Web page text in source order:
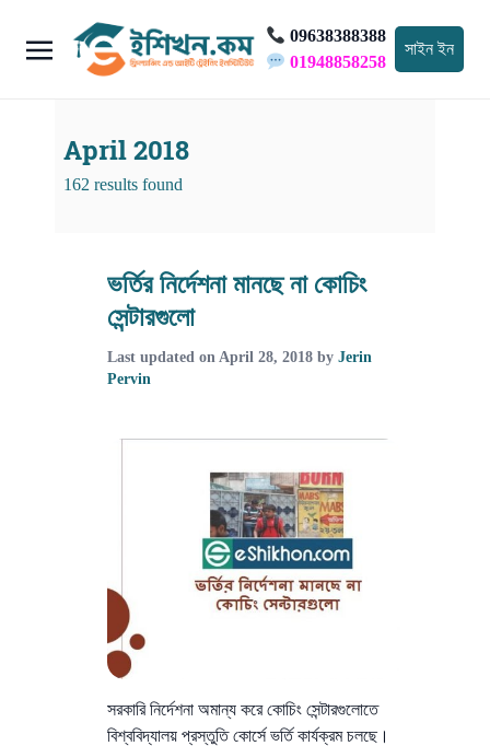
09638388388
01948858258
সাইন ইন
April 2018
162 results found
ভর্তির নির্দেশনা মানছে না কোচিং
সেন্টারগুলো
Last updated on April 28, 2018 by Jerin
Pervin
সরকারি নির্দেশনা অমান্য করে কোচিং সেন্টারগুলোতে
বিশ্ববিদ্যালয় প্রস্তুতি কোর্সে ভর্তি কার্যক্রম চলছে।